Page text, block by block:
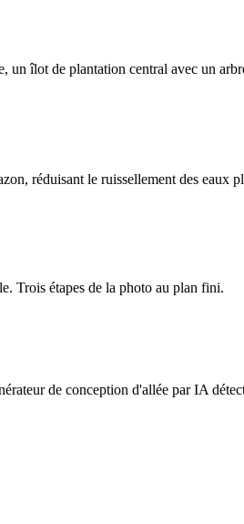
îlot de plantation central avec un
réduisant le ruissellement des eaux
Trois étapes de la photo au plan fini.
de conception d'allée par IA